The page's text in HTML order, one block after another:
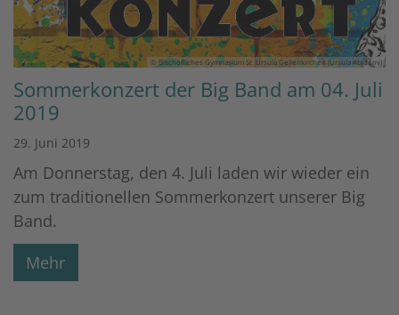
© Bischöfliches Gymnasium St. Ursula Geilenkirchen (Ursula Abidemi)
Sommerkonzert der Big Band am 04. Juli
2019
29. Juni 2019
Am Donnerstag, den 4. Juli laden wir wieder ein
zum traditionellen Sommerkonzert unserer Big
Band.
Mehr